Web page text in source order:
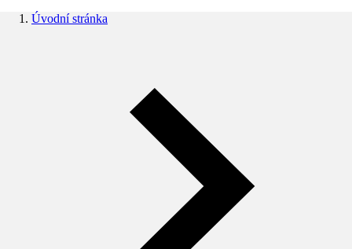
Úvodní stránka